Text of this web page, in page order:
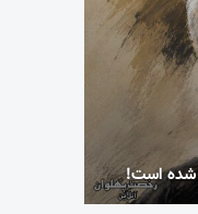
شده است!